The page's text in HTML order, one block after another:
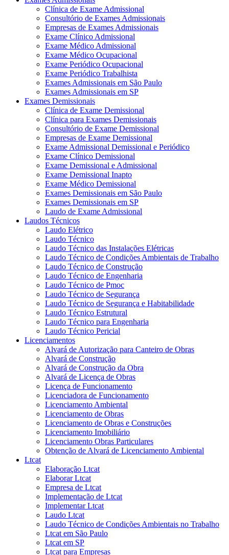
Clínica de Exame Admissional
Consultório de Exames Admissionais
Empresas de Exames Admissionais
Exame Clínico Admissional
Exame Médico Admissional
Exame Médico Ocupacional
Exame Periódico Ocupacional
Exame Periódico Trabalhista
Exames Admissionais em São Paulo
Exames Admissionais em SP
Exames Demissionais
Clínica de Exame Demissional
Clínica para Exames Demissionais
Consultório de Exame Demissional
Empresas de Exame Demissional
Exame Admissional Demissional e Periódico
Exame Clínico Demissional
Exame Demissional e Admissional
Exame Demissional Inapto
Exame Médico Demissional
Exames Demissionais em São Paulo
Exames Demissionais em SP
Laudo de Exame Admissional
Laudos Técnicos
Laudo Elétrico
Laudo Técnico
Laudo Técnico das Instalações Elétricas
Laudo Técnico de Condições Ambientais de Trabalho
Laudo Técnico de Construção
Laudo Técnico de Engenharia
Laudo Técnico de Pmoc
Laudo Técnico de Segurança
Laudo Técnico de Segurança e Habitabilidade
Laudo Técnico Estrutural
Laudo Técnico para Engenharia
Laudo Técnico Pericial
Licenciamentos
Alvará de Autorização para Canteiro de Obras
Alvará de Construção
Alvará de Construção da Obra
Alvará de Licença de Obras
Licença de Funcionamento
Licenciadora de Funcionamento
Licenciamento Ambiental
Licenciamento de Obras
Licenciamento de Obras e Construções
Licenciamento Imobiliário
Licenciamento Obras Particulares
Obtenção de Alvará de Licenciamento Ambiental
Ltcat
Elaboração Ltcat
Elaborar Ltcat
Empresa de Ltcat
Implementação de Ltcat
Implementar Ltcat
Laudo Ltcat
Laudo Técnico de Condições Ambientais no Trabalho
Ltcat em São Paulo
Ltcat em SP
Ltcat para Empresas